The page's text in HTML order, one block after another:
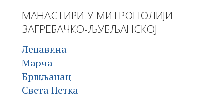
МАНАСТИРИ У МИТРОПОЛИЈИ
ЗАГРЕБАЧКО-ЉУБЉАНСКОЈ
Лепавина
Марча
Бршљанац
Света Петка